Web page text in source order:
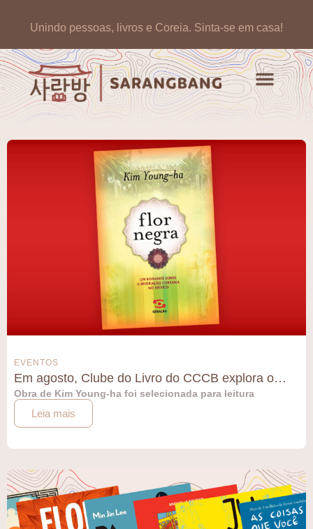
Unindo pessoas, livros e Coreia. Sinta-se em casa!
EVENTOS
Em agosto, Clube do Livro do CCCB explora o…
Obra de Kim Young-ha foi selecionada para leitura
Leia mais